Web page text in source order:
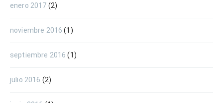
enero 2017 (2)
noviembre 2016 (1)
septiembre 2016 (1)
julio 2016 (2)